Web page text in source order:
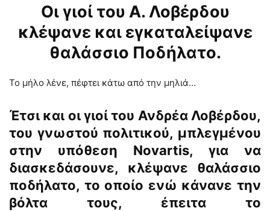
Οι γιοί του Α. Λοβέρδου
κλέψανε και εγκαταλείψανε
θαλάσσιο Ποδήλατο.
Το μήλο λένε, πέφτει κάτω από την μηλιά…
Έτσι και οι γιοί του Ανδρέα Λοβέρδου,
του γνωστού πολιτικού, μπλεγμένου
στην υπόθεση Novartis, για να
διασκεδάσουνε, κλέψανε θαλάσσιο
ποδήλατο, το οποίο ενώ κάνανε την
βόλτα τους, έπειτα το